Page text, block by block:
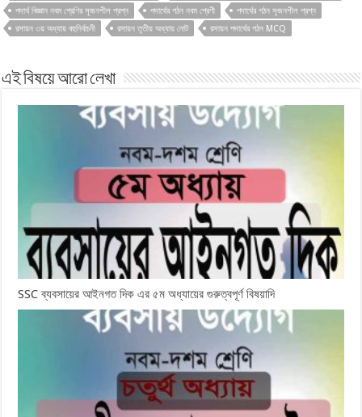
পদার্থ বিজ্ঞান নবম শ্রেণির সৃজনশীল প্রশ্ন
পদার্থের গঠন নবম শ্রেণী
পদার্থের গঠন সৃজনশীল প্রশ্ন
রসায়ন ৩য় অধ্যায় বহুনির্বাচনী
রসায়ন তৃতীয় অধ্যায় নোট রসায়ন পদার্থের গঠন MCQ
এই বিষয়ে আরো লেখা
SSC ব্যবসায়ের আইনগত দিক এর ৫ম অধ্যায়ের গুরুত্বপূর্ণ বিষয়াদি